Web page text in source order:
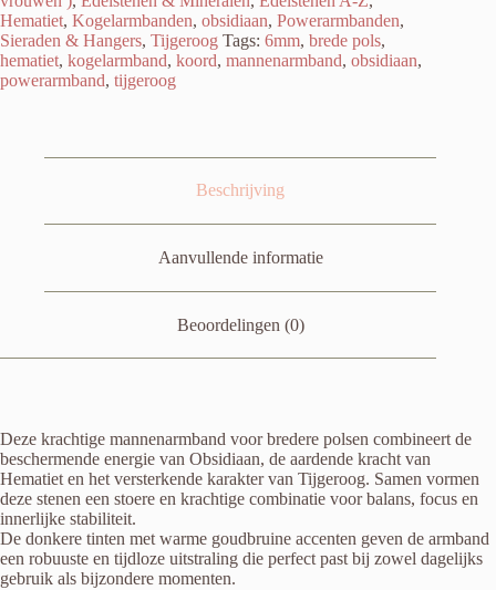
Hematiet, Kogelarmbanden, obsidiaan, Powerarmbanden,
Sieraden & Hangers, Tijgeroog Tags: 6mm, brede pols,
hematiet, kogelarmband, koord, mannenarmband, obsidiaan,
powerarmband, tijgeroog
Beschrijving
Aanvullende informatie
Beoordelingen (0)
Deze krachtige mannenarmband voor bredere polsen combineert de
beschermende energie van Obsidiaan, de aardende kracht van
Hematiet en het versterkende karakter van Tijgeroog. Samen vormen
deze stenen een stoere en krachtige combinatie voor balans, focus en
innerlijke stabiliteit.
De donkere tinten met warme goudbruine accenten geven de armband
een robuuste en tijdloze uitstraling die perfect past bij zowel dagelijks
gebruik als bijzondere momenten.